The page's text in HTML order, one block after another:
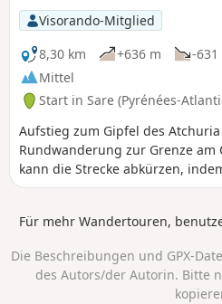
Visorando-Mitglied
8,30 km
+636 m -631
Mittel
Start in Sare (Pyrénées-
Aufstieg zum Gipfel des
Rundwanderung zur Grenze am
kann die Strecke abkürzen,
Südfelsen des Gipfels
Für mehr Wandertouren,
Die Beschreibungen und GPX-
des Autors/der Autorin. Bitte